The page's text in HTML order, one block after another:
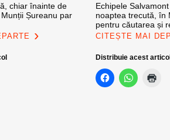
chiar înainte de
Șureanu par
Echipele
noaptea trecută, în
pentru căutarea și
CITEȘTE MAI
Distribuie acest